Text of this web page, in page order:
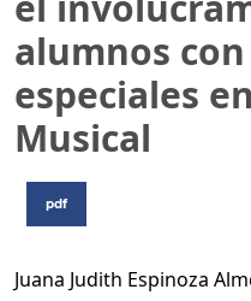
alumnos
especiales
Musical
pdf
Juana Judith Espinoza